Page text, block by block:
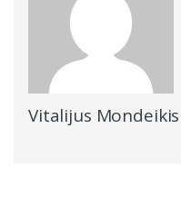
Vitalijus Mondeikis